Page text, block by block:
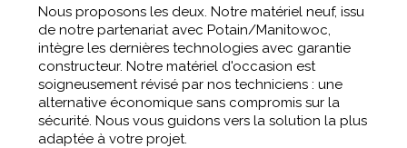
Nous proposons les deux. Notre matériel neuf, issu
de notre partenariat avec Potain/Manitowoc,
intègre les dernières technologies avec garantie
constructeur. Notre matériel d'occasion est
soigneusement révisé par nos techniciens : une
alternative économique sans compromis sur la
sécurité. Nous vous guidons vers la solution la plus
adaptée à votre projet.